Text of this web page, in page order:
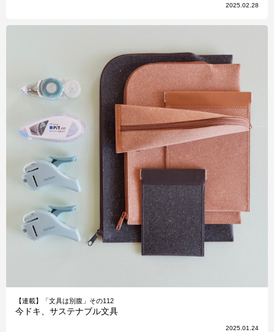
2025.02.28
【連載】「文具は別腹」その112
今ドキ、サステナブル文具
2025.01.24